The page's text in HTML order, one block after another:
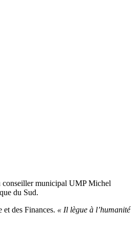
conseiller municipal UMP Michel
du Sud.
des Finances. « Il lègue à l’humanité